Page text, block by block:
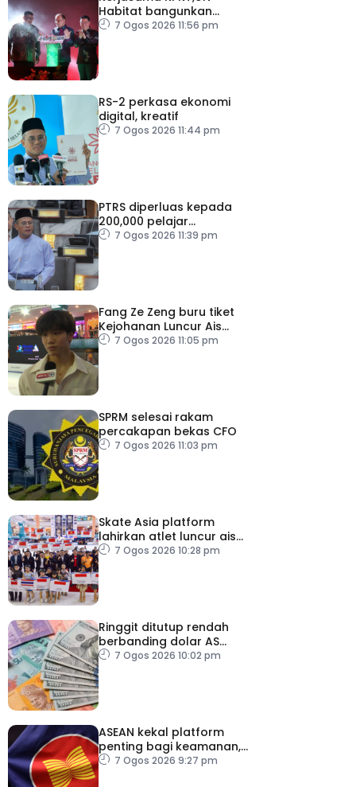
Habitat bangunkan
inisiatif My Public Space
7 Ogos 2026 11:56 pm
RS-2 perkasa ekonomi
digital, kreatif
7 Ogos 2026 11:44 pm
PTRS diperluas kepada
200,000 pelajar
menjelang 2030
7 Ogos 2026 11:39 pm
Fang Ze Zeng buru tiket
Kejohanan Luncur Ais
Dunia 2027
7 Ogos 2026 11:05 pm
SPRM selesai rakam
percakapan bekas CFO
7 Ogos 2026 11:03 pm
Skate Asia platform
lahirkan atlet luncur ais
negara
7 Ogos 2026 10:28 pm
Ringgit ditutup rendah
berbanding dolar AS
menjelang pengumuman
7 Ogos 2026 10:02 pm
ASEAN kekal platform
penting bagi keamanan,
kestabilan serantau –
7 Ogos 2026 9:27 pm